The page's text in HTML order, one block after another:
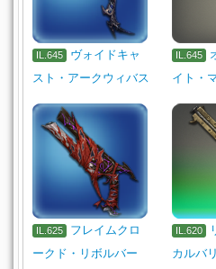
IL.645
ヴォイドキャ
スト・アークウィバス
IL.645
イト・
IL.625
フレイムクロ
ークド・リボルバー
IL.620
カルバ